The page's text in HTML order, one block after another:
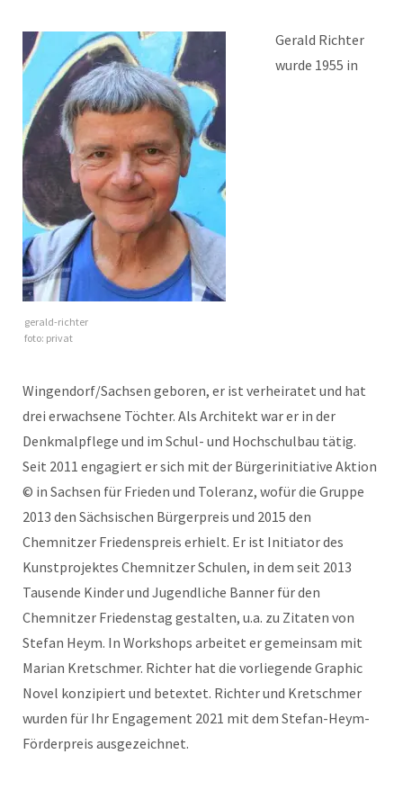
gerald-richter
foto: privat
Gerald Richter
wurde 1955 in
Wingendorf/Sachsen geboren, er ist verheiratet und hat
drei erwachsene Töchter. Als Architekt war er in der
Denkmalpflege und im Schul- und Hochschulbau tätig.
Seit 2011 engagiert er sich mit der Bürgerinitiative Aktion
© in Sachsen für Frieden und Toleranz, wofür die Gruppe
2013 den Sächsischen Bürgerpreis und 2015 den
Chemnitzer Friedenspreis erhielt. Er ist Initiator des
Kunstprojektes Chemnitzer Schulen, in dem seit 2013
Tausende Kinder und Jugendliche Banner für den
Chemnitzer Friedenstag gestalten, u.a. zu Zitaten von
Stefan Heym. In Workshops arbeitet er gemeinsam mit
Marian Kretschmer. Richter hat die vorliegende Graphic
Novel konzipiert und betextet. Richter und Kretschmer
wurden für Ihr Engagement 2021 mit dem Stefan-Heym-
Förderpreis ausgezeichnet.